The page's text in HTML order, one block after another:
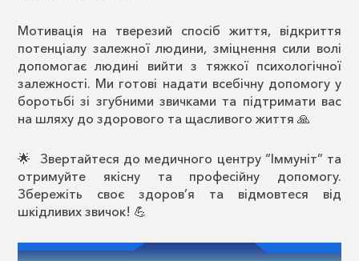
Мотивація на тверезий спосіб життя, відкриття
потенціалу залежної людини, зміцнення сили волі
допомогає людині вийти з тяжкої психологічної
залежності. Ми готові надати всебічну допомогу у
боротьбі зі згубними звичками та підтримати вас
на шляху до здорового та щасливого життя 🙏
🌟 Звертайтеся до медичного центру “Іммуніт” та
отримуйте якісну та професійну допомогу.
Збережіть своє здоров’я та відмовтеся від
шкідливих звичок! 💪
Відеопрогравач